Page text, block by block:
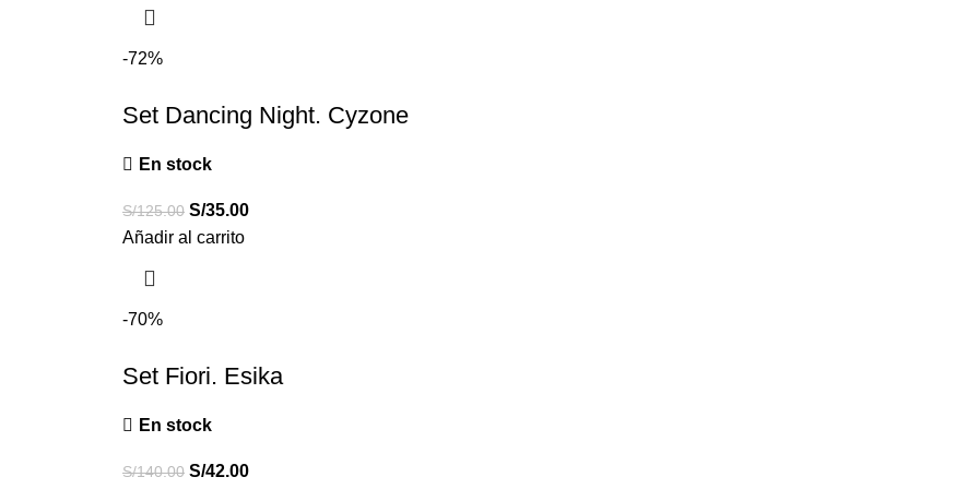
-72%
Set Dancing Night. Cyzone
En stock
S/125.00 S/35.00
Añadir al carrito
-70%
Set Fiori. Esika
En stock
S/140.00 S/42.00